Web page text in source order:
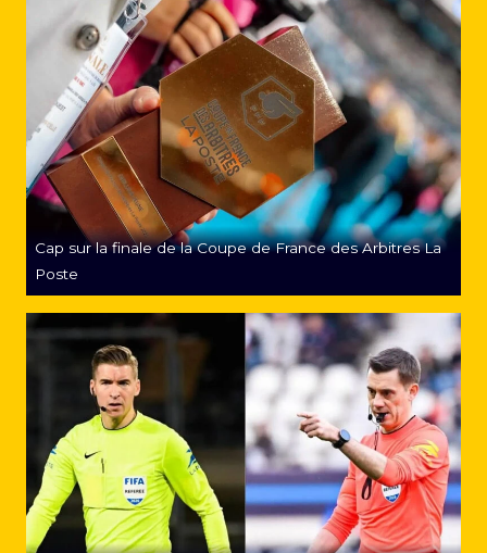
Cap sur la finale de la Coupe de France des Arbitres La
Poste